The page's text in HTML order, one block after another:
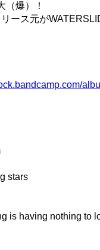
（爆）！
ース元が
stars
is having nothing to